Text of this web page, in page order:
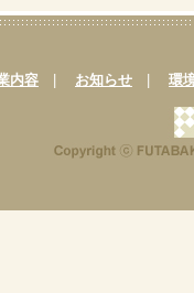
内容 お知らせ 環